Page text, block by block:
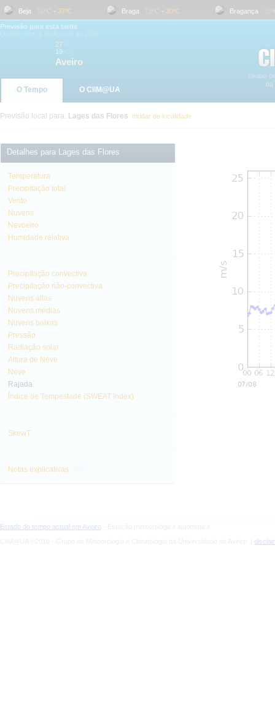
Beja 16 ºC- 37 ºC Braga 18 ºC- 30 ºC Bragança 16 ºC-
Previsão para esta tarde
27
19
Aveiro
O Tempo O CliM@UA
Previsão local para: Lages das Flores mudar de localidade
Detalhes para Lages das Flores
Temperatura
Precipitação total
Vento
Nuvens
Nevoeiro
Humidade relativa
Precipitação convectiva
Precipitação não-convectiva
Nuvens altas
Nuvens médias
Nuvens baixas
Pressão
Radiação solar
Altura de Neve
Neve
Rajada
Índice de Tempestade (SWEAT Index)
SkewT
Notas explicativas
Estado do tempo actual em Aveiro - Estação meteorológica automática
CliM@UA ©2010 - Grupo de Meteorologia e Climatologia da Universidade de Aveiro |